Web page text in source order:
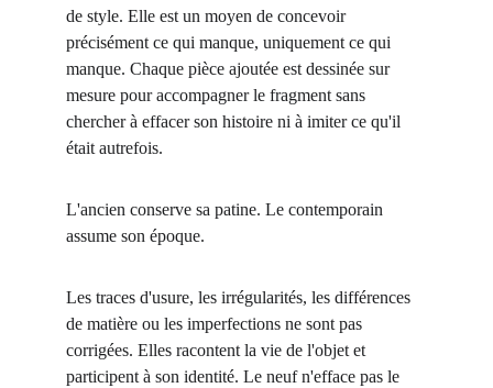
de style. Elle est un moyen de concevoir
précisément ce qui manque, uniquement ce qui
manque. Chaque pièce ajoutée est dessinée sur
mesure pour accompagner le fragment sans
chercher à effacer son histoire ni à imiter ce qu'il
était autrefois.
L'ancien conserve sa patine. Le contemporain
assume son époque.
Les traces d'usure, les irrégularités, les différences
de matière ou les imperfections ne sont pas
corrigées. Elles racontent la vie de l'objet et
participent à son identité. Le neuf n'efface pas le